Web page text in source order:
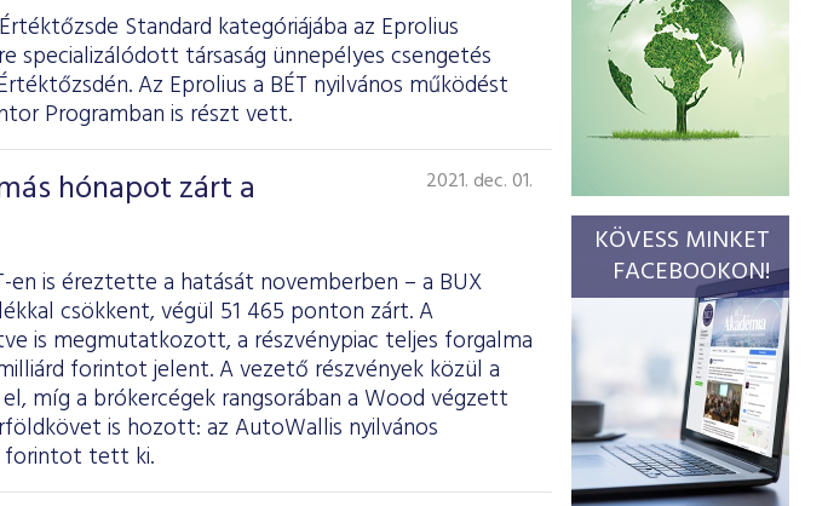
Standard kategóriájába az Eprolius
specializálódott társaság ünnepélyes csengetés
Az Eprolius a BÉT nyilvános működést
Programban is részt vett.
hónapot zárt a
2021. dec. 01.
en is éreztette a hatását novemberben – a BUX
csökkent, végül 51 465 ponton zárt. A
is megmutatkozott, a részvénypiac teljes forgalma
forintot jelent. A vezető részvények közül a
míg a brókercégek rangsorában a Wood végzett
is hozott: az AutoWallis nyilvános
forintot tett ki.
KÖVESS MINKET
FACEBOOKON!